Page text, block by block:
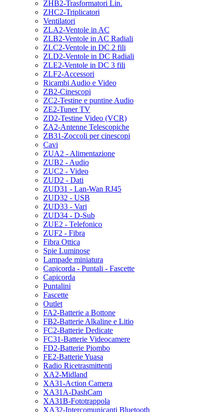
ZHB2-Trasformatori Lin.
ZHC2-Triplicatori
Ventilatori
ZLA2-Ventole in AC
ZLB2-Ventole in AC Radiali
ZLC2-Ventole in DC 2 fili
ZLD2-Ventole in DC Radiali
ZLE2-Ventole in DC 3 fili
ZLF2-Accessori
Ricambi Audio e Video
ZB2-Cinescopi
ZC2-Testine e puntine Audio
ZE2-Tuner TV
ZD2-Testine Video (VCR)
ZA2-Antenne Telescopiche
ZB31-Zoccoli per cinescopi
Cavi
ZUA2 - Alimentazione
ZUB2 - Audio
ZUC2 - Video
ZUD2 - Dati
ZUD31 - Lan-Wan RJ45
ZUD32 - USB
ZUD33 - Vari
ZUD34 - D-Sub
ZUE2 - Telefonico
ZUF2 - Fibra
Fibra Ottica
Spie Luminose
Lampade miniatura
Capicorda - Puntali - Fascette
Capicorda
Puntalini
Fascette
Outlet
FA2-Batterie a Bottone
FB2-Batterie Alkaline e Litio
FC2-Batterie Dedicate
FC31-Batterie Videocamere
FD2-Batterie Piombo
FE2-Batterie Yuasa
Radio Ricetrasmittenti
XA2-Midland
XA31-Action Camera
XA31A-DashCam
XA31B-Fototrappola
XA32-Intercomunicanti Bluetooth